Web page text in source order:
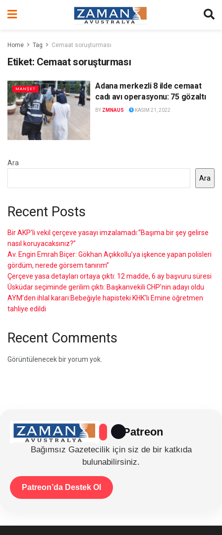
Home Tag Cemaat soruşturması
Etiket: Cemaat soruşturması
MANŞET
Adana merkezli 8 ilde cemaat
cadı avı operasyonu: 75 gözaltı
BY ZMNAUS KASIM 21, 2022
Ara
Ara
Recent Posts
Bir AKP’li vekil çerçeve yasayı imzalamadı:“Başıma bir şey gelirse
nasıl koruyacaksınız?”
Av. Engin Emrah Biçer: Gökhan Açıkkollu’ya işkence yapan polisleri
gördüm, nerede görsem tanırım”
Çerçeve yasa detayları ortaya çıktı: 12 madde, 6 ay başvuru süresi
Üsküdar seçiminde gerilim çıktı: Başkanvekili CHP’nin adayı oldu
AYM’den ihlal kararı:Bebeğiyle hapisteki KHK’lı Emine öğretmen
tahliye edildi
Recent Comments
Görüntülenecek bir yorum yok.
Patreon
Bağımsız Gazetecilik için siz de bir katkıda
bulunabilirsiniz.
Patreon’da Destek Ol